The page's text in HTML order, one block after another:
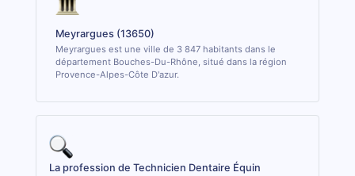
Meyrargues (13650)
Meyrargues est une ville de 3 847 habitants dans le
département Bouches-Du-Rhône, situé dans la région
Provence-Alpes-Côte D'azur.
La profession de Technicien Dentaire Équin